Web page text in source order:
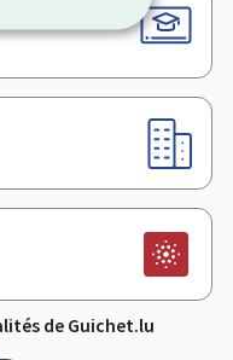
de Guichet.lu